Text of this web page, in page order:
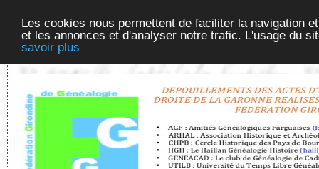
Les cookies nous permettent de faciliter la navigation
et les annonces et d'analyser notre trafic. L'usage du
savoir plus